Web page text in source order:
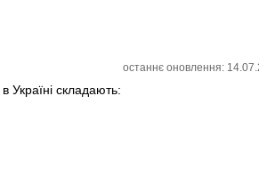
останнє оновлення:
в Україні складають: